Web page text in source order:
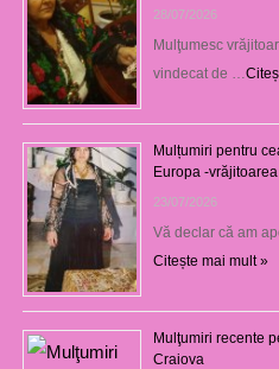
28/07/2026
Mulţumesc
vindecat de …
Mulțumiri pentru
Europa -
23/07/2026
Vă declar că am
Citește mai mult »
Mulţumiri recente
Craiova